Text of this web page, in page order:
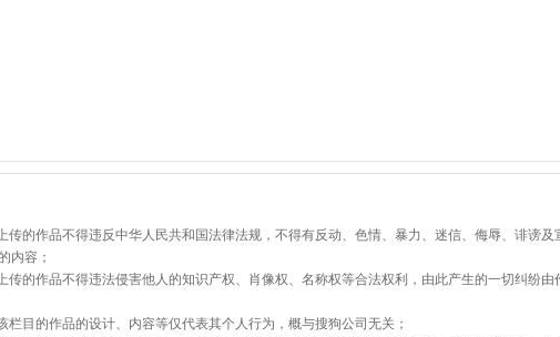
传的作品不得违反中华人民共和国法律法规，不得有反动、色情、暴力、迷信、侮辱、诽谤及
内容；
传的作品不得违法侵害他人的知识产权、肖像权、名称权等合法权利，由此产生的一切纠纷由
栏目的作品的设计、内容等仅代表其个人行为，概与搜狗公司无关；